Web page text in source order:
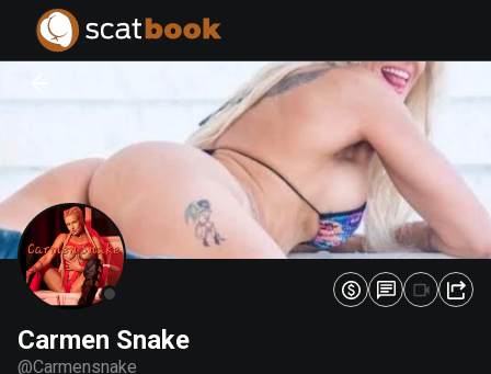
Carmen Snake
@Carmensnake